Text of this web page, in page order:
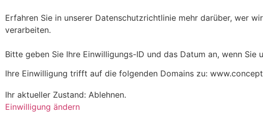
Erfahren Sie in unserer Datenschutzrichtlinie mehr darüber, wer
verarbeiten.
Bitte geben Sie Ihre Einwilligungs-ID und das Datum an, wenn
Ihre Einwilligung trifft auf die folgenden Domains zu:
Ihr aktueller Zustand: Ablehnen.
Einwilligung ändern